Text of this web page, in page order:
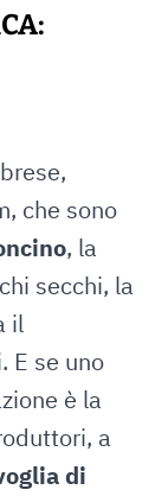
che sono
, la
secchi, la
il
E se uno
è la
a
di